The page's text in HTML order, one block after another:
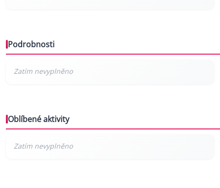
Podrobnosti
Oblíbené aktivity